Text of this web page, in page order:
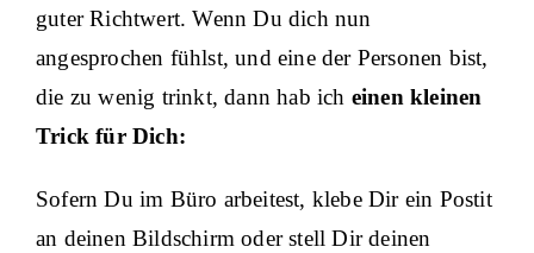
guter Richtwert. Wenn Du dich nun
angesprochen fühlst, und eine der Personen bist,
die zu wenig trinkt, dann hab ich einen kleinen
Trick für Dich:
Sofern Du im Büro arbeitest, klebe Dir ein Postit
an deinen Bildschirm oder stell Dir deinen